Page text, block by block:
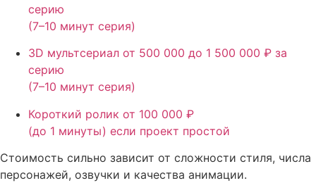
серию
(7–10 минут серия)
3D мультсериал от 500 000 до 1 500 000 ₽ за
серию
(7–10 минут серия)
Короткий ролик от 100 000 ₽
(до 1 минуты) если проект простой
Стоимость сильно зависит от сложности стиля, числа
персонажей, озвучки и качества анимации.